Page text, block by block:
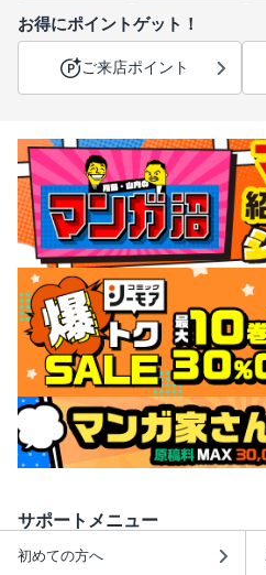
お得にポイントゲット！
ご来店ポイント
サポートメニュー
初めての方へ